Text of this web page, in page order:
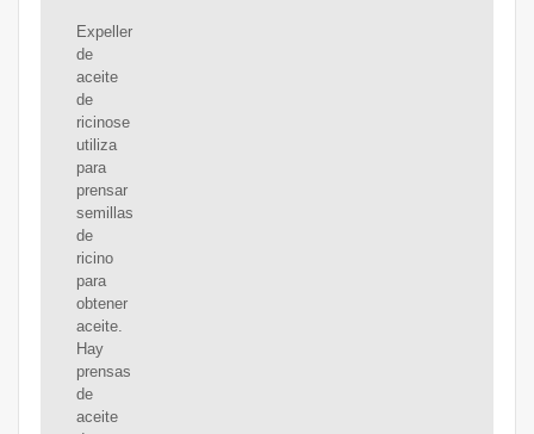
Expeller
de
aceite
de
ricinose
utiliza
para
prensar
semillas
de
ricino
para
obtener
aceite.
Hay
prensas
de
aceite